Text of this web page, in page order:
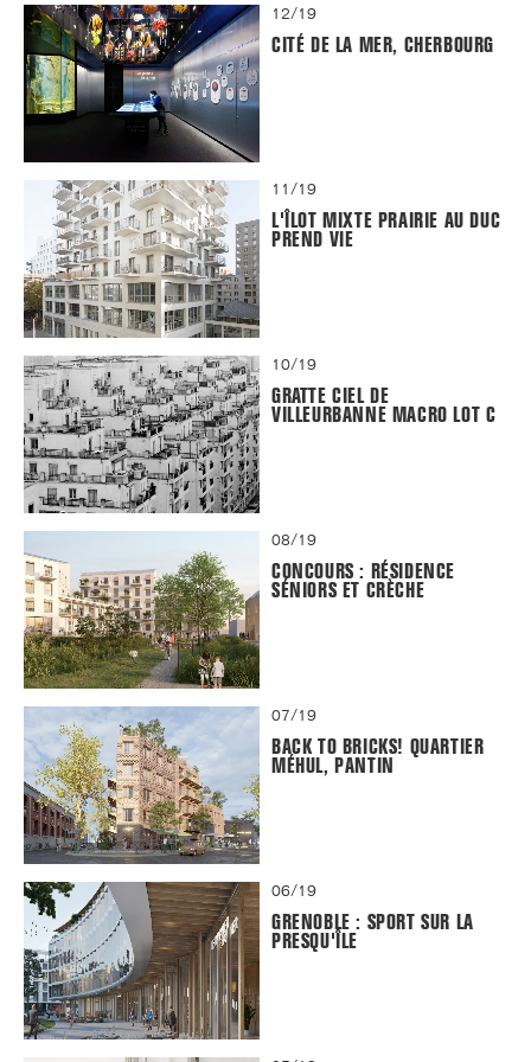
12/19
CITÉ DE LA MER, CHERBOURG
11/19
L'ÎLOT MIXTE PRAIRIE AU DUC
PREND VIE
10/19
GRATTE CIEL DE
VILLEURBANNE MACRO LOT C
08/19
CONCOURS : RÉSIDENCE
SÉNIORS ET CRÈCHE
07/19
BACK TO BRICKS! QUARTIER
MÉHUL, PANTIN
06/19
GRENOBLE : SPORT SUR LA
PRESQU'ÎLE